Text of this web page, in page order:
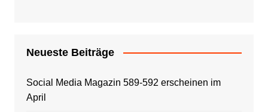
Neueste Beiträge
Social Media Magazin 589-592 erscheinen im
April